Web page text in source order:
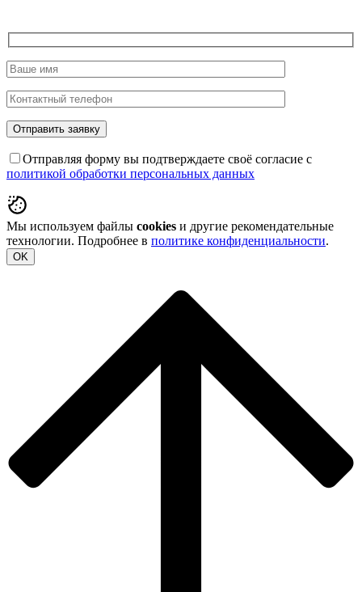
Отправляя форму вы подтверждаете своё согласие с
политикой обработки персональных данных
Мы используем файлы cookies и другие рекомендательные
технологии. Подробнее в политике конфиденциальности.
OK